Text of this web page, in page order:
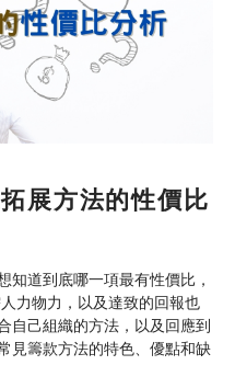
展方法的性價比
知道到底哪一項最有性價比，
力物力，以及達致的回報也
自己組織的方法，以及回應到
見籌款方法的特色、優點和缺